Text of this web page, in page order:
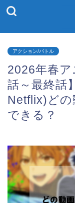
アクション/バトル
2026年春
話～最終話
Netflix)どの
できる？